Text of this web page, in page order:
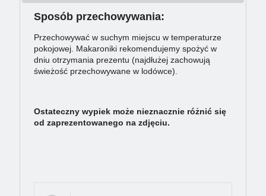
Sposób przechowywania:
Przechowywać w suchym miejscu w temperaturze
pokojowej. Makaroniki rekomendujemy spożyć w
dniu otrzymania prezentu (najdłużej zachowują
świeżość przechowywane w lodówce).
Ostateczny wypiek może nieznacznie różnić się
od zaprezentowanego na zdjęciu.